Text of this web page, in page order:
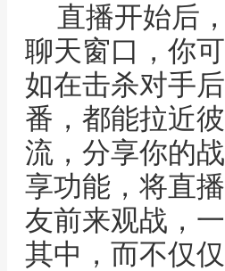
直播开始后
聊天窗口，你
如在击杀对手
番，都能拉近
流，分享你的
享功能，将直
友前来观战，
其中，而不仅仅